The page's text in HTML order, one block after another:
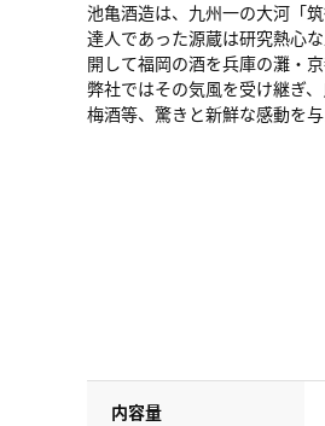
池亀酒造は、九州一の大河「
達人であった源蔵は研究熱心
開して福岡の酒を兵庫の灘・
弊社ではその気風を受け継ぎ
梅酒等、驚きと新鮮な感動を
内容量